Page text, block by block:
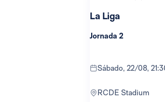
La Liga
Jornada 2
sábado, 22/08,
RCDE Stadium